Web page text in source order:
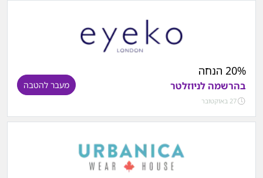
20% הנחה
בהרשמה לניוזלטר
27 באוקטובר
מעבר להטבה